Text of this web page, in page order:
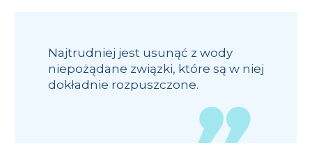
Najtrudniej jest usunąć z wody
niepożądane związki, które są w niej
dokładnie rozpuszczone.